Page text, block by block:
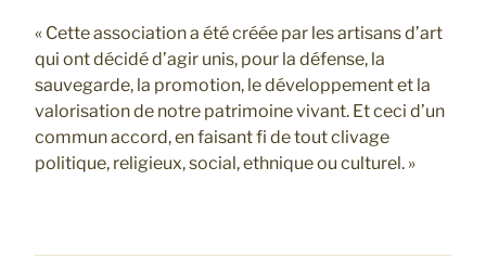
« Cette association a été créée par les artisans d’art
qui ont décidé d’agir unis, pour la défense, la
sauvegarde, la promotion, le développement et la
valorisation de notre patrimoine vivant. Et ceci d’un
commun accord, en faisant fi de tout clivage
politique, religieux, social, ethnique ou culturel. »